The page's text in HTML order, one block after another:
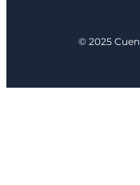
© 2025